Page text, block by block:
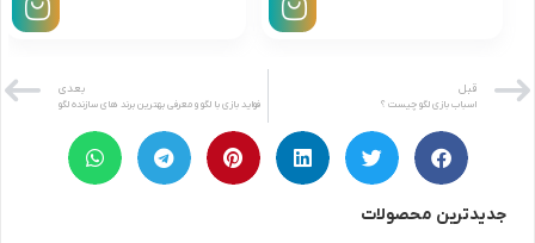
قبل
اسباب بازی لگو چیست ؟
بعدی
فواید بازی با لگو و معرفی بهترین برند های سازنده لگو
جدیدترین محصولات